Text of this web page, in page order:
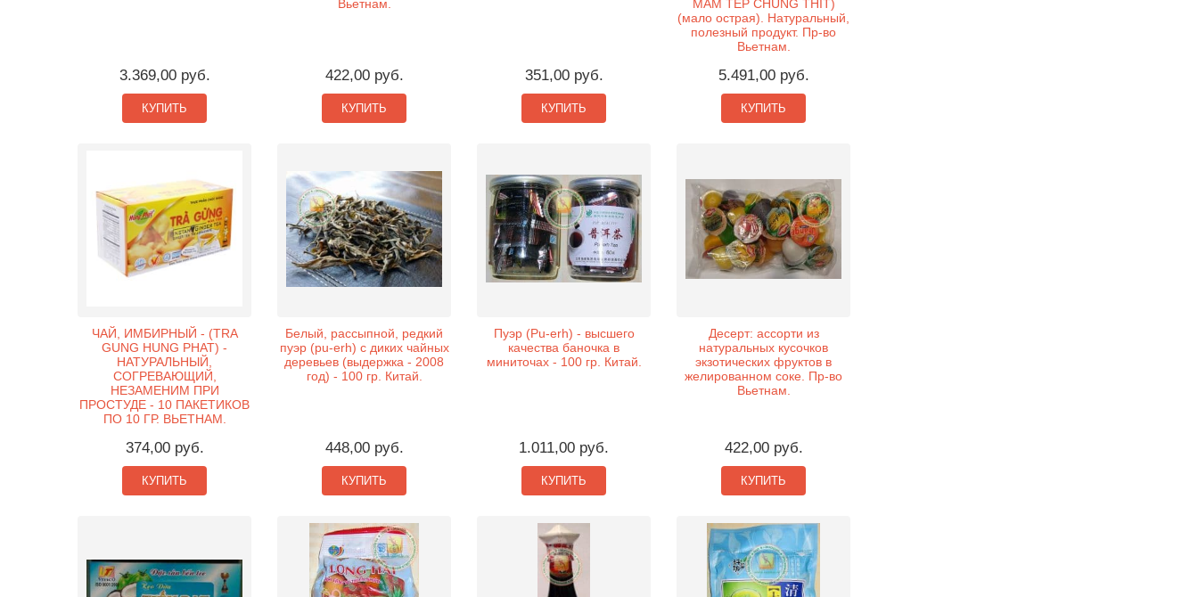
3.369,00 руб.
КУПИТЬ
Вьетнам.
422,00 руб.
КУПИТЬ
351,00 руб.
КУПИТЬ
MAM TEP CHUNG THIT)
(мало острая). Натуральный,
полезный продукт. Пр-во
Вьетнам.
5.491,00 руб.
КУПИТЬ
ЧАЙ, ИМБИРНЫЙ - (TRA
GUNG HUNG PHAT) -
НАТУРАЛЬНЫЙ,
СОГРЕВАЮЩИЙ,
НЕЗАМЕНИМ ПРИ
ПРОСТУДЕ - 10 ПАКЕТИКОВ
ПО 10 ГР. ВЬЕТНАМ.
374,00 руб.
КУПИТЬ
Белый, рассыпной, редкий
пуэр (pu-erh) с диких чайных
деревьев (выдержка - 2008
год) - 100 гр. Китай.
448,00 руб.
КУПИТЬ
Пуэр (Pu-erh) - высшего
качества баночка в
миниточах - 100 гр. Китай.
1.011,00 руб.
КУПИТЬ
Десерт: ассорти из
натуральных кусочков
экзотических фруктов в
желированном соке. Пр-во
Вьетнам.
422,00 руб.
КУПИТЬ